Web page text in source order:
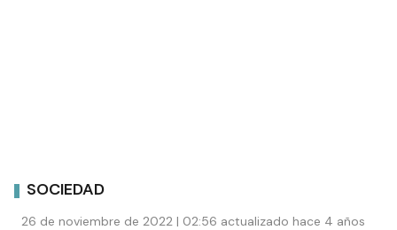
SOCIEDAD
26 de noviembre de 2022 | 02:56 actualizado hace 4 años